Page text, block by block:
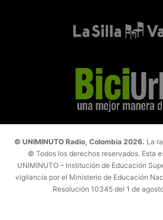
© UNIMINUTO Radio, Colombia 2026. La
© Todos los derechos reservados. Esta
UNIMINUTO – Institución de Educación
vigilancia por el Ministerio de Educación
Resolución 10345 del 1 de